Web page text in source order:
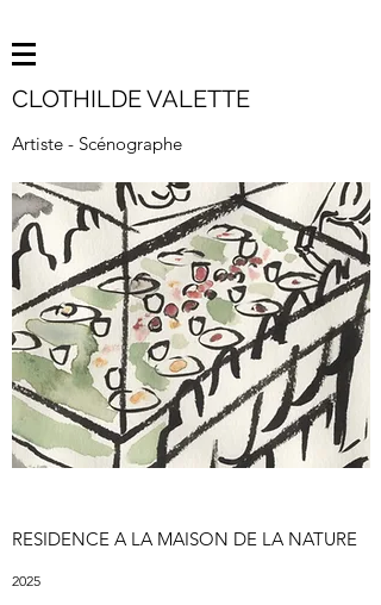
CLOTHILDE VALETTE
Artiste - Scénographe
RESIDENCE A LA MAISON DE LA NATURE
2025